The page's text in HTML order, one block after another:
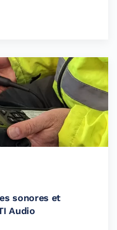
sonores et
Audio